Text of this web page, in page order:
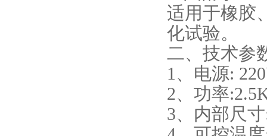
适用于橡胶
化试验。
二、技术参
1、电源:
2、功率
3、内部尺